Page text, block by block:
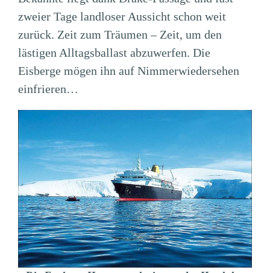
zweier Tage landloser Aussicht schon weit
zurück. Zeit zum Träumen – Zeit, um den
lästigen Alltagsballast abzuwerfen. Die
Eisberge mögen ihn auf Nimmerwiedersehen
einfrieren…